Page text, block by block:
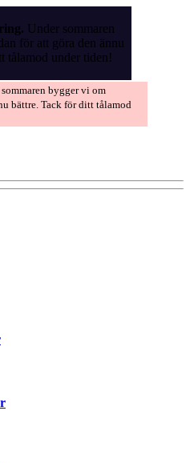
Under sommaren
för att göra den ännu
tålamod under tiden!
bygger vi om
bättre. Tack för ditt tålamod